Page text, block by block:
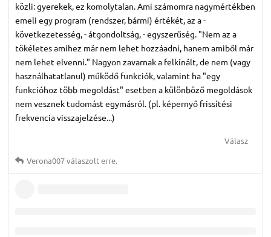
közli: gyerekek, ez komolytalan. Ami számomra nagymértékben
emeli egy program (rendszer, bármi) értékét, az a -
következetesség, - átgondoltság, - egyszerűség. "Nem az a
tökéletes amihez már nem lehet hozzáadni, hanem amiből már
nem lehet elvenni." Nagyon zavarnak a felkínált, de nem (vagy
használhatatlanul) működő funkciók, valamint ha "egy
funkcióhoz több megoldást" esetben a különböző megoldások
nem vesznek tudomást egymásról. (pl. képernyő frissítési
frekvencia visszajelzése...)
Válasz
Verona007válaszolt erre.